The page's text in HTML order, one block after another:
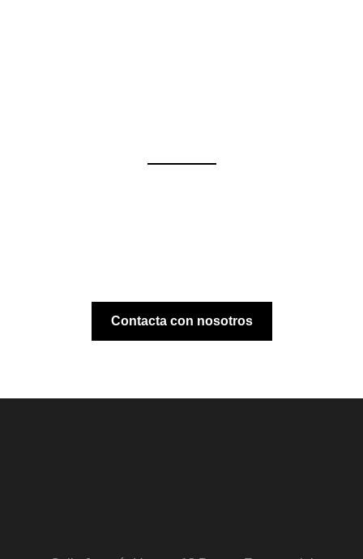
Contacta con nosotros